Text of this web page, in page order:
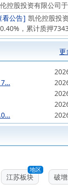
控股投资有限公司
看公告] 凯伦控股投
，累计质押
更
地区
江苏板块 破